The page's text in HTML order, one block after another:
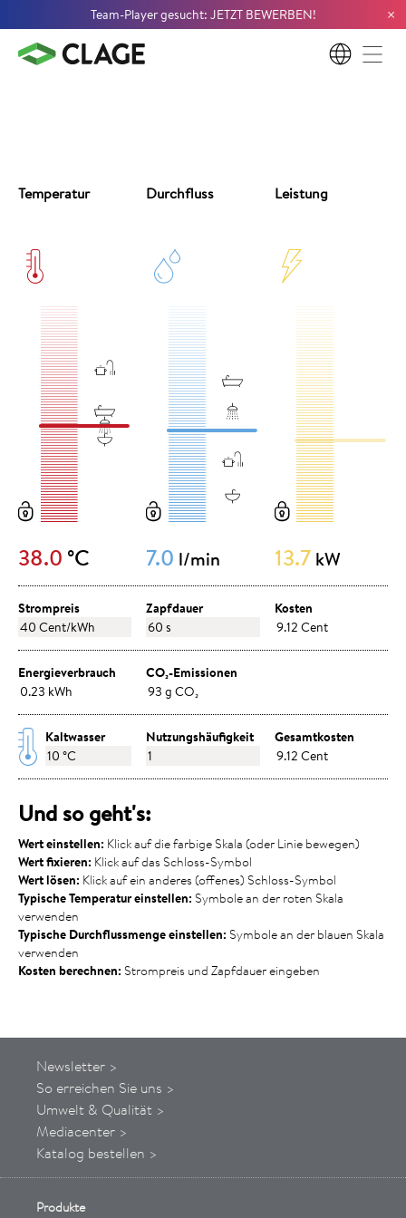
Team-Player gesucht: JETZT BEWERBEN! ×
DE
Temperatur Durchfluss Leistung
38.0 °C 7.0 l/min 13.7kW
Strompreis Zapfdauer Kosten
Energieverbrauch CO₂-Emissionen
Kaltwasser Nutzungshäufigkeit Gesamtkosten
Und so geht's:
Wert einstellen: Klick auf die farbige Skala (oder Linie bewegen)
Wert fixieren: Klick auf das Schloss-Symbol
Wert lösen: Klick auf ein anderes (offenes) Schloss-Symbol
Typische Temperatur einstellen: Symbole an der roten Skala
verwenden
Typische Durchflussmenge einstellen: Symbole an der blauen Skala
verwenden
Kosten berechnen: Strompreis und Zapfdauer eingeben
Newsletter >
So erreichen Sie uns >
Umwelt & Qualität >
Mediacenter >
Katalog bestellen >
Produkte